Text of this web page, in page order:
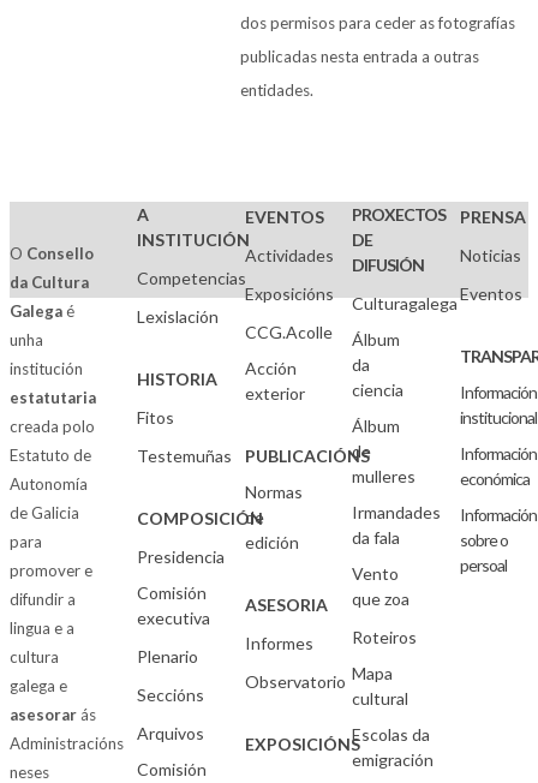
dos permisos para ceder as fotografías
publicadas nesta entrada a outras
entidades.
O Consello
da Cultura
Galegaé
unha
institución
estatutaria
creada polo
Estatuto de
Autonomía
de Galicia
para
promover e
difundir a
lingua e a
cultura
galega e
asesorarás
Administracións
neses
A
INSTITUCIÓN
Competencias
Lexislación
HISTORIA
Fitos
Testemuñas
COMPOSICIÓN
Presidencia
Comisión
executiva
Plenario
Seccións
Arquivos
Comisión
EVENTOS
Actividades
Exposicións
CCG.Acolle
Acción
exterior
PUBLICACIÓNS
Normas
de
edición
ASESORIA
Informes
Observatorio
EXPOSICIÓNS
PROXECTOS
DE
DIFUSIÓN
Culturagalega
Álbum
da
ciencia
Álbum
de
mulleres
Irmandades
da fala
Vento
que zoa
Roteiros
Mapa
cultural
Escolas da
emigración
PRENSA
Noticias
Eventos
Información
institucional
Información
económica
Información
sobre o
persoal